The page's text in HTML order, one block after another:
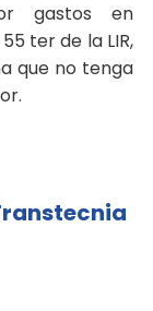
gastos en
ter de la LIR,
que no tenga